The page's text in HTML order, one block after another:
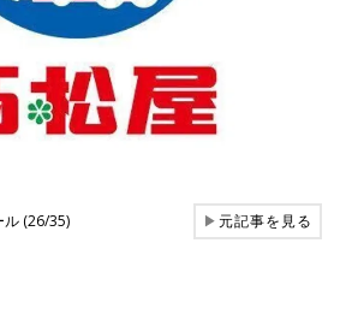
ル (26/35) ▶元記事を見る